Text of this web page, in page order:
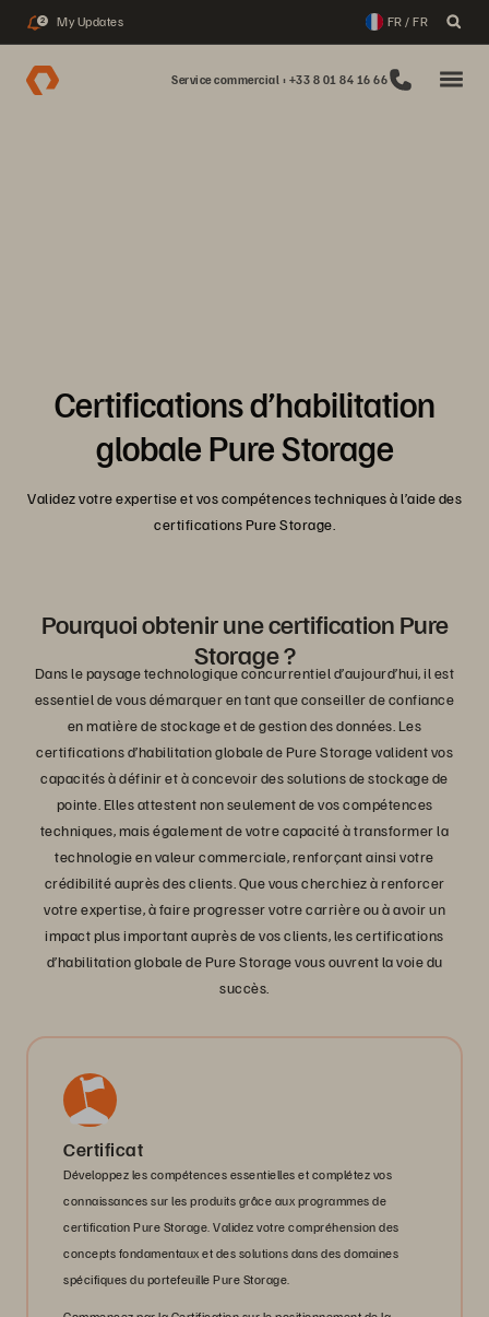
2 My Updates FR / FR
Service commercial : +33 8 01 84 16 66
Certifications d’habilitation
globale Pure Storage
Validez votre expertise et vos compétences techniques à l’aide des
certifications Pure Storage.
Pourquoi obtenir une certification Pure
Storage ?
Dans le paysage technologique concurrentiel d’aujourd’hui, il est
essentiel de vous démarquer en tant que conseiller de confiance
en matière de stockage et de gestion des données. Les
certifications d’habilitation globale de Pure Storage valident vos
capacités à définir et à concevoir des solutions de stockage de
pointe. Elles attestent non seulement de vos compétences
techniques, mais également de votre capacité à transformer la
technologie en valeur commerciale, renforçant ainsi votre
crédibilité auprès des clients. Que vous cherchiez à renforcer
votre expertise, à faire progresser votre carrière ou à avoir un
impact plus important auprès de vos clients, les certifications
d’habilitation globale de Pure Storage vous ouvrent la voie du
succès.
Certificat
Développez les compétences essentielles et complétez vos
connaissances sur les produits grâce aux programmes de
certification Pure Storage. Validez votre compréhension des
concepts fondamentaux et des solutions dans des domaines
spécifiques du portefeuille Pure Storage.